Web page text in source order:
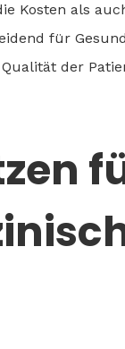
Kosten als
für
der